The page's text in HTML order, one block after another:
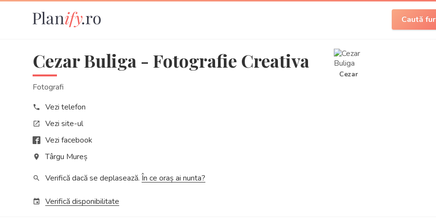
Caută
Cezar Buliga - Fotografie Creativa
Fotografi
Cezar
phone Vezi telefon
open_in_new
Vezi site-ul
Vezi facebook
place Târgu Mureș
search Verifică dacă se deplasează. În ce oraș ai nunta?
event Verifică disponibilitate